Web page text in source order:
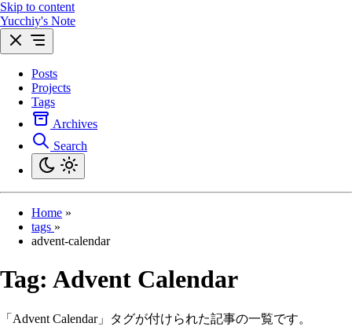
Skip to content
Yucchiy's Note
Posts
Projects
Tags
Archives
Search
Home »
tags »
advent-calendar
Tag: Advent Calendar
「Advent Calendar」タグが付けられた記事の一覧です。